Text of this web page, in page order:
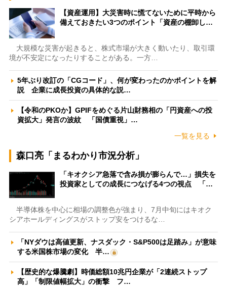
【資産運用】大災害時に慌てないために平時から
備えておきたい3つのポイント「資産の棚卸し…
大規模な災害が起きると、株式市場が大きく動いたり、取引環
境が不安定になったりすることがある。一方…
5年ぶり改訂の「CGコード」、何が変わったのかポイントを解
説 企業に成長投資の具体的な説…
【令和のPKOか】GPIFをめぐる片山財務相の「円資産への投
資拡大」発言の波紋 「国債重視」…
一覧を見る
森口亮「まるわかり市況分析」
「キオクシア急落で含み損が膨らんで…」損失を
投資家としての成長につなげる4つの視点 「…
半導体株を中心に相場の調整色が強まり、7月中旬にはキオク
シアホールディングスがストップ安をつけるな…
「NYダウは高値更新、ナスダック・S&P500は足踏み」が意味
する米国株市場の変化 半…
【歴史的な爆騰劇】時価総額10兆円企業が「2連続ストップ
高」「制限値幅拡大」の衝撃 フ…